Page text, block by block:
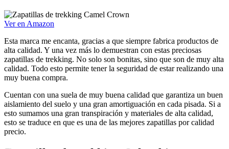
Ver en Amazon
Esta marca me encanta, gracias a que siempre fabrica productos de
alta calidad. Y una vez más lo demuestran con estas preciosas
zapatillas de trekking. No solo son bonitas, sino que son de muy alta
calidad. Todo esto permite tener la seguridad de estar realizando una
muy buena compra.
Cuentan con una suela de muy buena calidad que garantiza un buen
aislamiento del suelo y una gran amortiguación en cada pisada. Si a
esto sumamos una gran transpiración y materiales de alta calidad,
esto se traduce en que es una de las mejores zapatillas por calidad
precio.